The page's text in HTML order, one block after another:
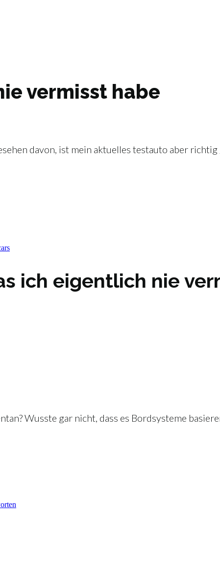
vermisst habe
davon, ist mein aktuelles testauto aber
ich eigentlich nie
Wusste gar nicht, dass es Bordsysteme